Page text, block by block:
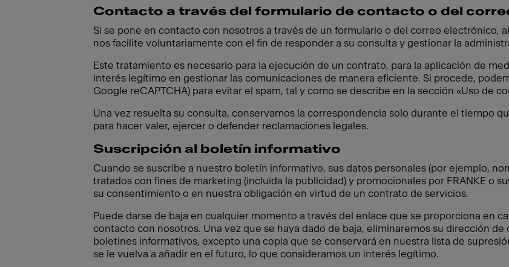
Contacto a través del formulario de contacto o del
Si se pone en contacto con nosotros a través de un formulario o del correo electrónico,
nos facilite voluntariamente con el fin de responder a su consulta y gestionar la
Este tratamiento es necesario para la ejecución de un contrato, para la aplicación de
interés legítimo en gestionar las comunicaciones de manera eficiente. Si procede,
Google reCAPTCHA) para evitar el spam, tal y como se describe en la sección «Uso de
Una vez resuelta su consulta, conservamos la correspondencia solo durante el tiempo
para hacer valer, ejercer o defender reclamaciones legales.
Suscripción al boletín informativo
Cuando se suscribe a nuestro boletín informativo, sus datos personales (por ejemplo,
tratados con fines de marketing (incluida la publicidad) y promocionales por FRANKE o
su consentimiento o en nuestra obligación en virtud de un contrato de servicios.
Puede darse de baja en cualquier momento a través del enlace que se proporciona en
contacto con nosotros. Una vez que se haya dado de baja, eliminaremos su dirección
boletines informativos, excepto una copia que se conservará en nuestra lista de
se le vuelva a añadir en el futuro, lo que consideramos un interés legítimo.